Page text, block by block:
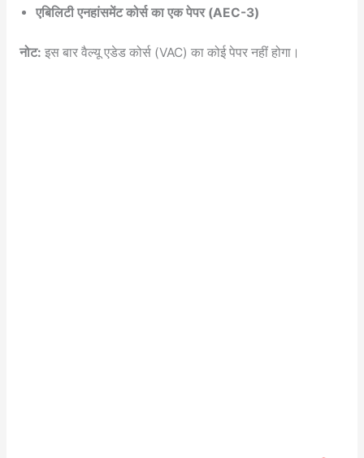
एबिलिटी एनहांसमेंट कोर्स का एक पेपर (AEC-3)
नोट: इस बार वैल्यू एडेड कोर्स (VAC) का कोई पेपर नहीं होगा।